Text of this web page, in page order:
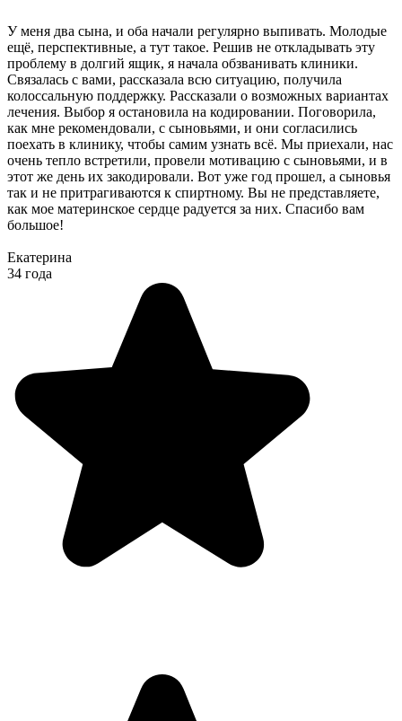
У меня два сына, и оба начали регулярно выпивать. Молодые
ещё, перспективные, а тут такое. Решив не откладывать эту
проблему в долгий ящик, я начала обзванивать клиники.
Связалась с вами, рассказала всю ситуацию, получила
колоссальную поддержку. Рассказали о возможных вариантах
лечения. Выбор я остановила на кодировании. Поговорила,
как мне рекомендовали, с сыновьями, и они согласились
поехать в клинику, чтобы самим узнать всё. Мы приехали, нас
очень тепло встретили, провели мотивацию с сыновьями, и в
этот же день их закодировали. Вот уже год прошел, а сыновья
так и не притрагиваются к спиртному. Вы не представляете,
как мое материнское сердце радуется за них. Спасибо вам
большое!
Екатерина
34 года